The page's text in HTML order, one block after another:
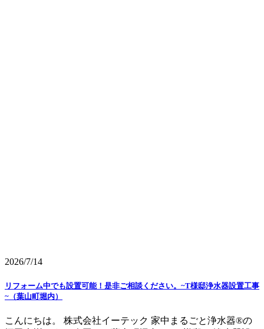
2026/7/14
リフォーム中でも設置可能！是非ご相談ください。~T様邸浄水器設置工事
~（葉山町堀内）
こんにちは。 株式会社イーテック 家中まるごと浄水器®の